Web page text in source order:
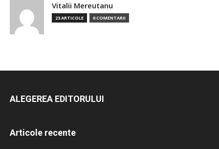
Vitalii Mereutanu
23 ARTICOLE 0 COMENTARII
ALEGEREA EDITORULUI
Articole recente